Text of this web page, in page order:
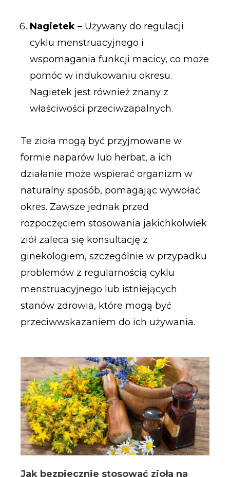
Nagietek– Używany do regulacji
cyklu menstruacyjnego i
wspomagania funkcji macicy, co może
pomóc w indukowaniu okresu.
Nagietek jest również znany z
właściwości przeciwzapalnych.
Te zioła mogą być przyjmowane w
formie naparów lub herbat, a ich
działanie może wspierać organizm w
naturalny sposób, pomagając wywołać
okres. Zawsze jednak przed
rozpoczęciem stosowania jakichkolwiek
ziół zaleca się konsultację z
ginekologiem, szczególnie w przypadku
problemów z regularnością cyklu
menstruacyjnego lub istniejących
stanów zdrowia, które mogą być
przeciwwskazaniem do ich używania.
Jak bezpiecznie stosować zioła na